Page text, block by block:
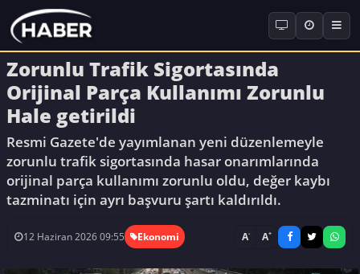
Zorunlu Trafik Sigortasında
Orijinal Parça Kullanımı Zorunlu
Hale getirildi
Resmi Gazete'de yayımlanan yeni düzenlemeyle
zorunlu trafik sigortasında hasar onarımlarında
orijinal parça kullanımı zorunlu oldu, değer kaybı
tazminatı için ayrı başvuru şartı kaldırıldı.
12 Haziran 2026 09:55 Ekonomi A- A+